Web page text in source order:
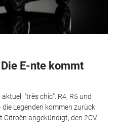
E-nte kommt
"très chic". R4, R5 und
Legenden kommen zurück
angekündigt, den 2CV...